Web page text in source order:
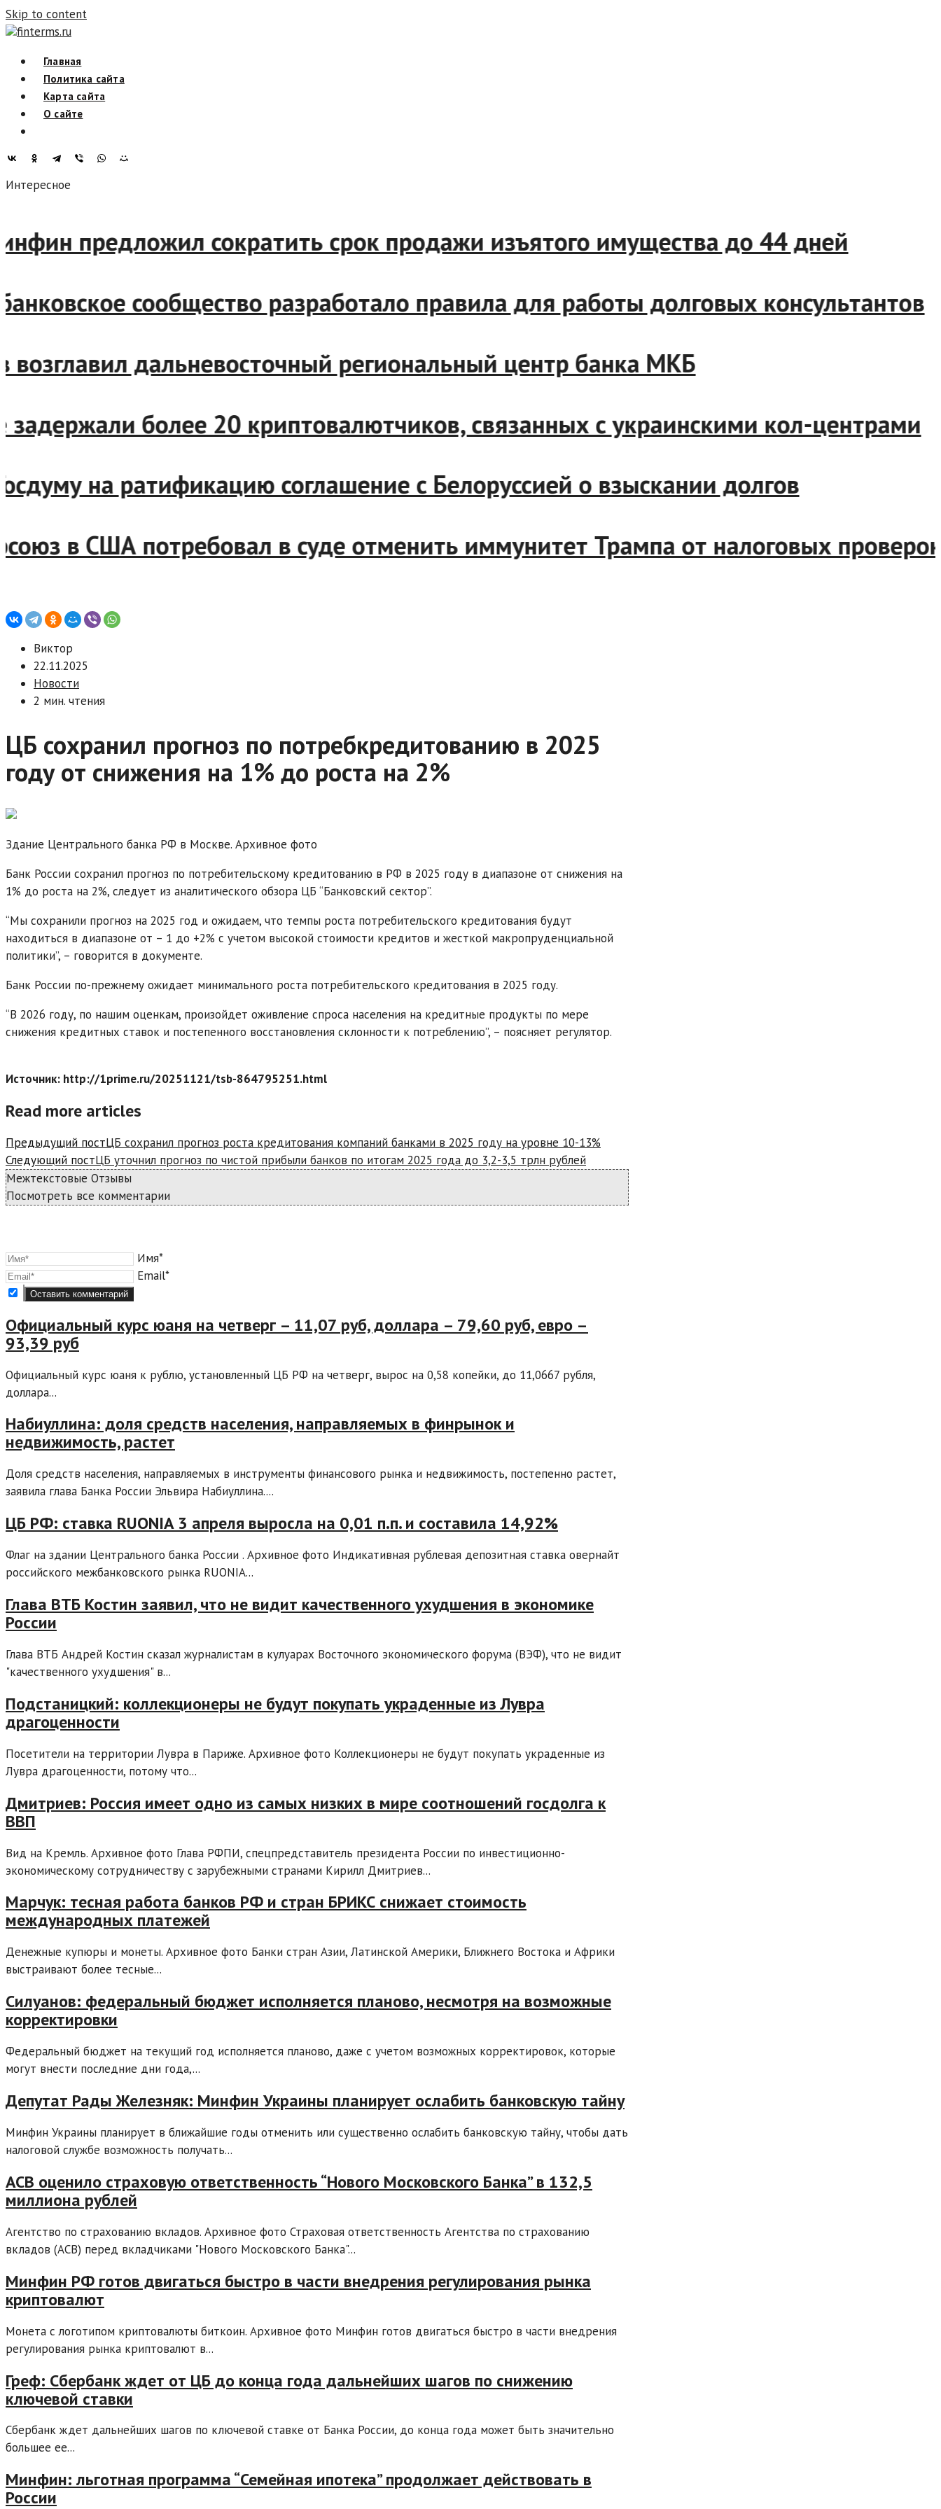
Skip to content
finterms.ru
Главная
Политика сайта
Карта сайта
О сайте
Интересное
Минфин предложил сократить срок продажи изъятого имущества до 44 дней
банковское сообщество разработало правила для работы долговых
возглавил дальневосточный региональный центр банка МКБ
задержали более 20 криптовалютчиков, связанных с украинскими кол-
Госдуму на ратификацию соглашение с Белоруссией о взыскании долгов
в США потребовал в суде отменить иммунитет Трампа от налоговых
Виктор
22.11.2025
Новости
2 мин. чтения
ЦБ сохранил прогноз по потребкредитованию в 2025
году от снижения на 1% до роста на 2%
Здание Центрального банка РФ в Москве. Архивное фото
Банк России сохранил прогноз по потребительскому кредитованию в РФ в 2025 году в диапазоне от снижения на
1% до роста на 2%, следует из аналитического обзора ЦБ “Банковский сектор”.
“Мы сохранили прогноз на 2025 год и ожидаем, что темпы роста потребительского кредитования будут
находиться в диапазоне от – 1 до +2% с учетом высокой стоимости кредитов и жесткой макропруденциальной
политики”, – говорится в документе.
Банк России по-прежнему ожидает минимального роста потребительского кредитования в 2025 году.
“В 2026 году, по нашим оценкам, произойдет оживление спроса населения на кредитные продукты по мере
снижения кредитных ставок и постепенного восстановления склонности к потреблению”, – поясняет регулятор.
Источник: http://1prime.ru/20251121/tsb-864795251.html
Read more articles
Предыдущий постЦБ сохранил прогноз роста кредитования компаний банками в 2025 году на уровне 10-13%
Следующий постЦБ уточнил прогноз по чистой прибыли банков по итогам 2025 года до 3,2-3,5 трлн рублей
Межтекстовые Отзывы
Посмотреть все комментарии
Имя*
Email*
Официальный курс юаня на четверг – 11,07 руб, доллара – 79,60 руб, евро –
93,39 руб
Официальный курс юаня к рублю, установленный ЦБ РФ на четверг, вырос на 0,58 копейки, до 11,0667 рубля,
доллара...
Набиуллина: доля средств населения, направляемых в финрынок и
недвижимость, растет
Доля средств населения, направляемых в инструменты финансового рынка и недвижимость, постепенно растет,
заявила глава Банка России Эльвира Набиуллина....
ЦБ РФ: ставка RUONIA 3 апреля выросла на 0,01 п.п. и составила 14,92%
Флаг на здании Центрального банка России . Архивное фото Индикативная рублевая депозитная ставка овернайт
российского межбанковского рынка RUONIA...
Глава ВТБ Костин заявил, что не видит качественного ухудшения в экономике
России
Глава ВТБ Андрей Костин сказал журналистам в кулуарах Восточного экономического форума (ВЭФ), что не видит
"качественного ухудшения" в...
Подстаницкий: коллекционеры не будут покупать украденные из Лувра
драгоценности
Посетители на территории Лувра в Париже. Архивное фото Коллекционеры не будут покупать украденные из
Лувра драгоценности, потому что...
Дмитриев: Россия имеет одно из самых низких в мире соотношений госдолга к
ВВП
Вид на Кремль. Архивное фото Глава РФПИ, спецпредставитель президента России по инвестиционно-
экономическому сотрудничеству с зарубежными странами Кирилл Дмитриев...
Марчук: тесная работа банков РФ и стран БРИКС снижает стоимость
международных платежей
Денежные купюры и монеты. Архивное фото Банки стран Азии, Латинской Америки, Ближнего Востока и Африки
выстраивают более тесные...
Силуанов: федеральный бюджет исполняется планово, несмотря на возможные
корректировки
Федеральный бюджет на текущий год исполняется планово, даже с учетом возможных корректировок, которые
могут внести последние дни года,...
Депутат Рады Железняк: Минфин Украины планирует ослабить банковскую тайну
Минфин Украины планирует в ближайшие годы отменить или существенно ослабить банковскую тайну, чтобы дать
налоговой службе возможность получать...
АСВ оценило страховую ответственность “Нового Московского Банка” в 132,5
миллиона рублей
Агентство по страхованию вкладов. Архивное фото Страховая ответственность Агентства по страхованию
вкладов (АСВ) перед вкладчиками "Нового Московского Банка"...
Минфин РФ готов двигаться быстро в части внедрения регулирования рынка
криптовалют
Монета с логотипом криптовалюты биткоин. Архивное фото Минфин готов двигаться быстро в части внедрения
регулирования рынка криптовалют в...
Греф: Сбербанк ждет от ЦБ до конца года дальнейших шагов по снижению
ключевой ставки
Сбербанк ждет дальнейших шагов по ключевой ставке от Банка России, до конца года может быть значительно
большее ее...
Минфин: льготная программа “Семейная ипотека” продолжает действовать в
России